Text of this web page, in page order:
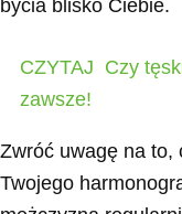
bycia blisko Ciebie.
CZYTAJ Czy
zawsze!
Zwróć uwagę na to,
Twojego